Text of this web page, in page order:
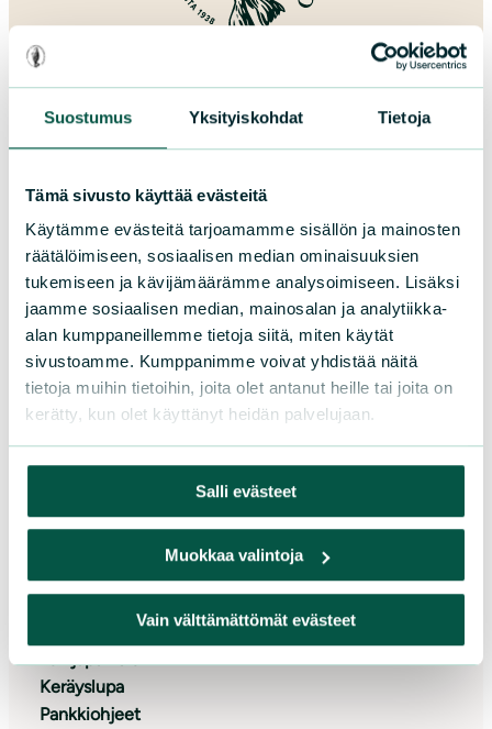
Suostumus Yksityiskohdat Tietoja
Tämä sivusto käyttää evästeitä
Käytämme evästeitä tarjoamamme sisällön ja mainosten
räätälöimiseen, sosiaalisen median ominaisuuksien
tukemiseen ja kävijämäärämme analysoimiseen. Lisäksi
jaamme sosiaalisen median, mainosalan ja analytiikka-
alan kumppaneillemme tietoja siitä, miten käytät
sivustoamme. Kumppanimme voivat yhdistää näitä
tietoja muihin tietoihin, joita olet antanut heille tai joita on
kerätty, kun olet käyttänyt heidän palvelujaan.
Salli evästeet
Muokkaa valintoja
Vain välttämättömät evästeet
Suomen luonnonsuojeluliitto
Sörnäistenkatu 1
00580 Helsinki
Asiakaspalvelu ja lahjoitukset
Puh. 09 228 08210 (arkisin 9-15)
toimisto@sll.fi
Tue meitä
Lahjoita
Liity jäseneksi
Tukijapalvelu
Keräyslupa
Pankkiohjeet